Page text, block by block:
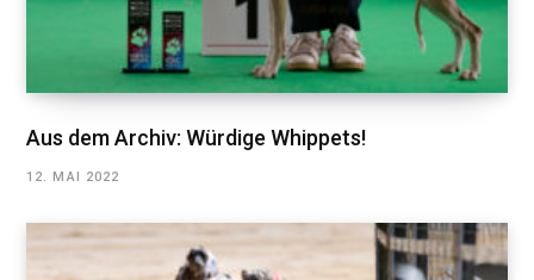
Aus dem Archiv: Würdige Whippets!
12. MAI 2022